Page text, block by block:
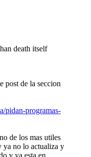
death itself
post de la seccion
pidan-programas-
de los mas utiles
ya no lo actualiza y
y ya esta en